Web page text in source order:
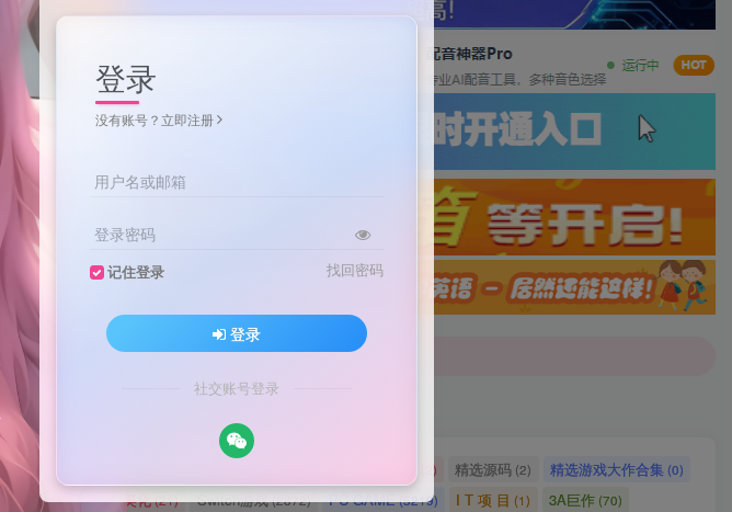
会写？八哥来帮忙！
]-[南瓜配音]-[魔音工坊]-[逗哥配音]戳这里查看详情！
会写？八哥来帮忙！
南瓜配音]-[魔音工坊]-[逗哥配音]戳这里查看详情！
网页代码 (2) 精选源码 (2) 精选游戏大作合集 (0)
主题美化(0) Zibll美化(21) Switch游戏(2872) PC GAME(5219) I T 项 目 (1) 3A巨作(70)
登录
没有账号？立即注册
用户名或邮箱
登录密码
记住登录 找回密码
登录
社交账号登录